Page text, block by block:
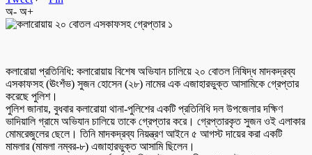
অ- অ+
কলারোয়া প্রতিনিধি: কলারোয়ায় বিশেষ অভিযান চালিয়ে ২০ বোতল নিষিদ্ধ মাদকদ্রব্য
এসকাফসহ (ঊংশঁভ) সুজন হোসেন (২৮) নামের এক এজাহারভুক্ত আসামিকে গ্রেপ্তার
করেছে পুলিশ।
পুলিশ জানায়, বুধবার কলারোয়া থানা-পুলিশের একটি প্রতিনিধি দল উপজেলার দক্ষিণ
ভাদিয়ালি গ্রামে অভিযান চালিয়ে তাকে গ্রেপ্তার করে। গ্রেপ্তারকৃত সুজন ওই এলাকার
মোমরেজুলের ছেলে। তিনি মাদকদ্রব্য নিয়ন্ত্রণ আইনে ৫ আগস্ট দায়ের করা একটি
মামলার (মামলা নম্বর-৮) এজাহারভুক্ত আসামি ছিলেন।